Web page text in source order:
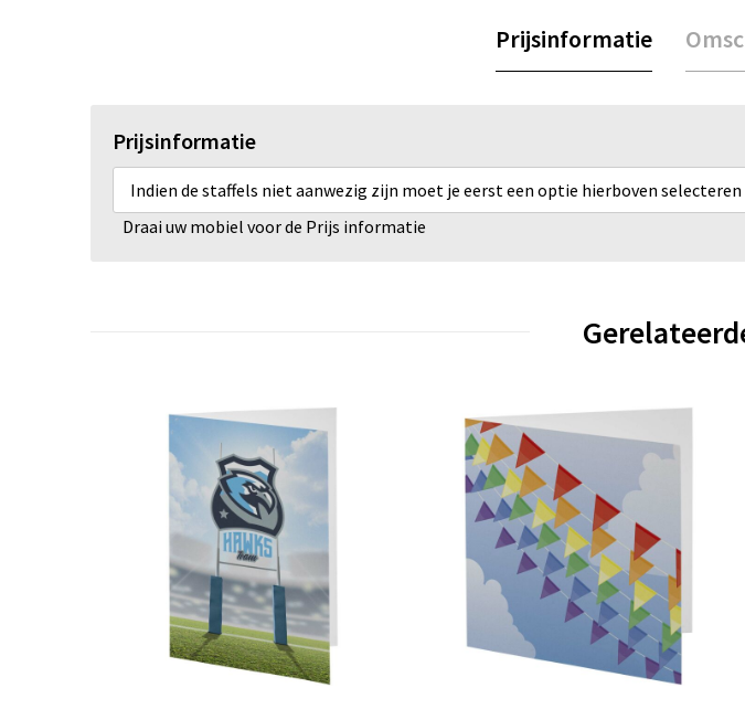
Prijsinformatie
Prijsinformatie
Indien de staffels niet aanwezig zijn moet je eerst een optie hierboven selecteren
Draai uw mobiel voor de Prijs informatie